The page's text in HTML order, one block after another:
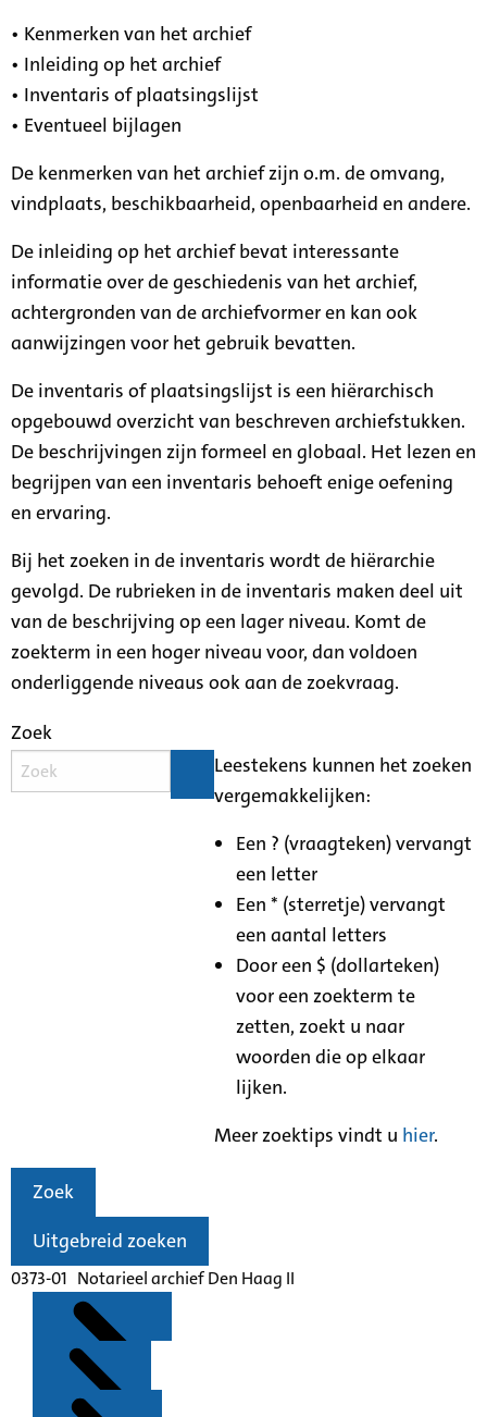
• Kenmerken van het archief
• Inleiding op het archief
• Inventaris of plaatsingslijst
• Eventueel bijlagen
De kenmerken van het archief zijn o.m. de omvang,
vindplaats, beschikbaarheid, openbaarheid en andere.
De inleiding op het archief bevat interessante
informatie over de geschiedenis van het archief,
achtergronden van de archiefvormer en kan ook
aanwijzingen voor het gebruik bevatten.
De inventaris of plaatsingslijst is een hiërarchisch
opgebouwd overzicht van beschreven archiefstukken.
De beschrijvingen zijn formeel en globaal. Het lezen en
begrijpen van een inventaris behoeft enige oefening
en ervaring.
Bij het zoeken in de inventaris wordt de hiërarchie
gevolgd. De rubrieken in de inventaris maken deel uit
van de beschrijving op een lager niveau. Komt de
zoekterm in een hoger niveau voor, dan voldoen
onderliggende niveaus ook aan de zoekvraag.
Zoek
Leestekens kunnen het zoeken
vergemakkelijken:
Een ? (vraagteken) vervangt
een letter
Een * (sterretje) vervangt
een aantal letters
Door een $ (dollarteken)
voor een zoekterm te
zetten, zoekt u naar
woorden die op elkaar
lijken.
Meer zoektips vindt u hier.
Zoek
Uitgebreid zoeken
0373-01 Notarieel archief Den Haag II